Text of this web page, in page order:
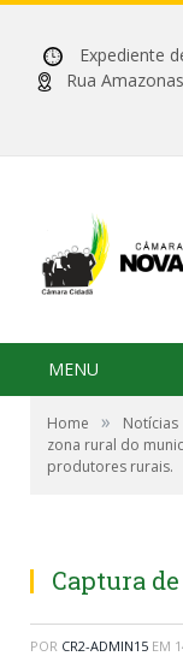
Expediente
Rua
MENU
Home » Notícias
zona rural do
produtores rurais.
Captura de
POR CR2-ADMIN15 EM